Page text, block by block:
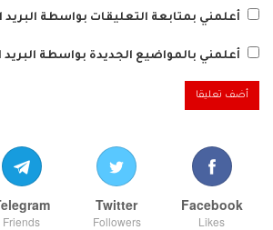
أعلمني بمتابعة التعليقات بواسطة البريد
أعلمني بالمواضيع الجديدة بواسطة البريد
Facebook
Likes
Twitter
Followers
Friends